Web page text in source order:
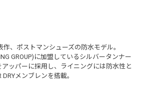
作、ポストマンシューズの防水モデル。
GROUP)に加盟しているシルバータンナー
ッパーに採用し、ライニングには防水性と
メンブレンを搭載。